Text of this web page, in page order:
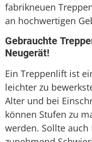
fabrikneuen
an hochwertigen
Gebrauchte
Neugerät!
Ein Treppenlift ist
leichter zu
Alter und bei
können Stufen zu
werden. Sollte auch